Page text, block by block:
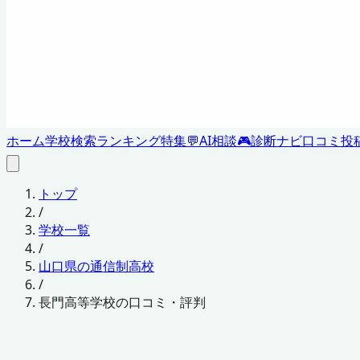
ホーム学校検索ランキング特集💬AI相談🎮診断ナビ口コミ投
トップ
/
学校一覧
/
山口県の通信制高校
/
長門高等学校の口コミ・評判